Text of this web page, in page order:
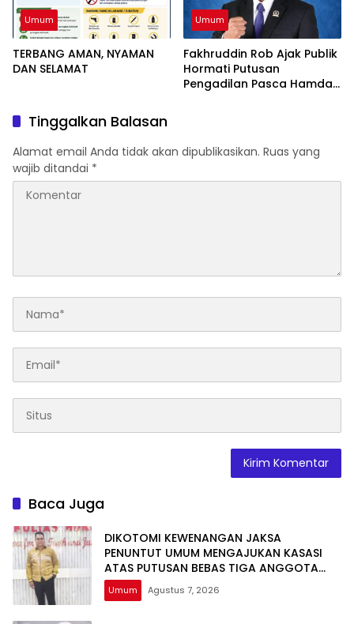
Umum
TERBANG AMAN, NYAMAN
DAN SELAMAT
Umum
Fakhruddin Rob Ajak Publik
Hormati Putusan
Pengadilan Pasca Hamdan
Tinggalkan Balasan
Alamat email Anda tidak akan dipublikasikan. Ruas yang
wajib ditandai *
Baca Juga
DIKOTOMI KEWENANGAN JAKSA
PENUNTUT UMUM MENGAJUKAN KASASI
ATAS PUTUSAN BEBAS TIGA ANGGOTA
DPRD NTB DALAM PERKARA TINDAK PIDANA
GRATIFIKASI
Umum Agustus 7, 2026